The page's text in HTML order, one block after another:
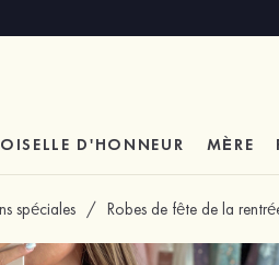
D'HONNEUR MÈRE
spéciales / Robes de fête de la